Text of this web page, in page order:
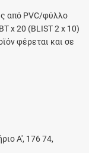
από PVC/φύλλο
x 20 (BLIST 2 x 10)
φέρεται και σε
Α', 176 74,